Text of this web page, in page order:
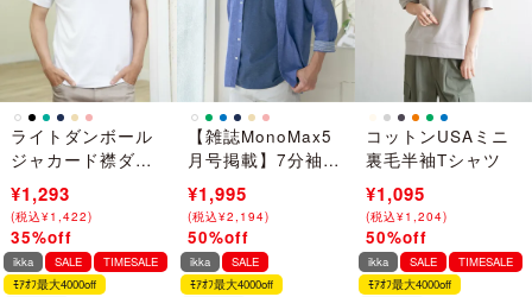
ライトダンボール
ジャカード襟ダブ
ルフェイスTシャツ
¥1,990
(税込¥2,189)
→
¥1,293
(税込¥1,422)
35%off
【雑誌MonoMax5
月号掲載】7分袖フ
レンチリネンMIX
無地シャツ【吸水
速乾／親子コー
デ】
¥3,990
(税込¥4,389)
→
¥1,995
(税込¥2,194)
50%off
コットンUSAミニ
裏毛半袖Tシャツ
¥2,190
(税込¥2,409)
→
¥1,095
(税込¥1,204)
50%off
ikka SALE
TIMESALE
ﾓｱｵﾌ最大4000off
ikka
SALE
ﾓｱｵﾌ最大4000off
ikka SALE
TIMESALE
ﾓｱｵﾌ最大4000off